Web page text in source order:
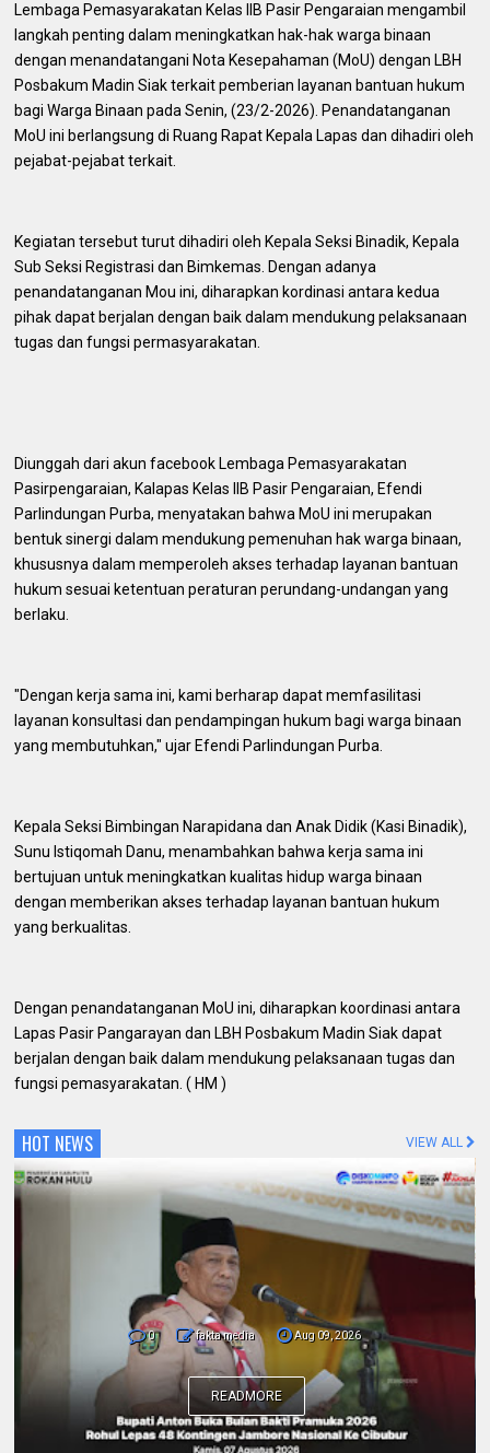
Lembaga Pemasyarakatan Kelas IIB Pasir Pengaraian mengambil
langkah penting dalam meningkatkan hak-hak warga binaan
dengan menandatangani Nota Kesepahaman (MoU) dengan LBH
Posbakum Madin Siak terkait pemberian layanan bantuan hukum
bagi Warga Binaan pada Senin, (23/2-2026). Penandatanganan
MoU ini berlangsung di Ruang Rapat Kepala Lapas dan dihadiri oleh
pejabat-pejabat terkait.
Kegiatan tersebut turut dihadiri oleh Kepala Seksi Binadik, Kepala
Sub Seksi Registrasi dan Bimkemas. Dengan adanya
penandatanganan Mou ini, diharapkan kordinasi antara kedua
pihak dapat berjalan dengan baik dalam mendukung pelaksanaan
tugas dan fungsi permasyarakatan.
Diunggah dari akun facebook Lembaga Pemasyarakatan
Pasirpengaraian, Kalapas Kelas IIB Pasir Pengaraian, Efendi
Parlindungan Purba, menyatakan bahwa MoU ini merupakan
bentuk sinergi dalam mendukung pemenuhan hak warga binaan,
khususnya dalam memperoleh akses terhadap layanan bantuan
hukum sesuai ketentuan peraturan perundang-undangan yang
berlaku.
"Dengan kerja sama ini, kami berharap dapat memfasilitasi
layanan konsultasi dan pendampingan hukum bagi warga binaan
yang membutuhkan," ujar Efendi Parlindungan Purba.
Kepala Seksi Bimbingan Narapidana dan Anak Didik (Kasi Binadik),
Sunu Istiqomah Danu, menambahkan bahwa kerja sama ini
bertujuan untuk meningkatkan kualitas hidup warga binaan
dengan memberikan akses terhadap layanan bantuan hukum
yang berkualitas.
Dengan penandatanganan MoU ini, diharapkan koordinasi antara
Lapas Pasir Pangarayan dan LBH Posbakum Madin Siak dapat
berjalan dengan baik dalam mendukung pelaksanaan tugas dan
fungsi pemasyarakatan. ( HM )
HOT NEWS VIEW ALL
fakta media Aug 09, 2026
Pemda dan Polres Rokan Hulu Intens
Berkoordinasi untuk Penyusunan Perda
Lingkungan dan Penanaman Pohon Guna
Mendukung Program Green Policing
READMORE